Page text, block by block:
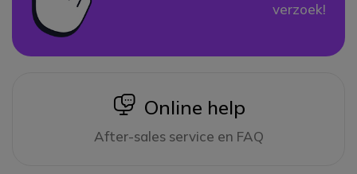
verzoek!
icon
Online help
After-sales service en FAQ